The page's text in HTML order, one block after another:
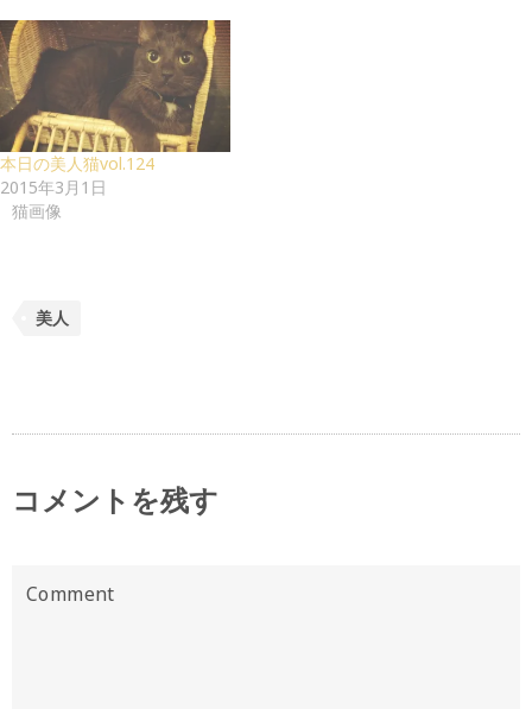
本日の美人猫vol.124
2015年3月1日
猫画像
美人
コメントを残す